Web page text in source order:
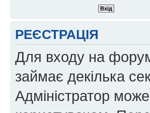
РЕЄСТРАЦІЯ
Для входу на форум
займає декілька
Адміністратор